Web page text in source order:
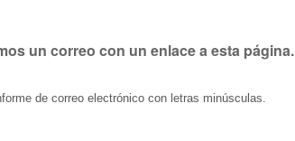
un correo con un enlace a esta página.
de correo electrónico con letras minúsculas.